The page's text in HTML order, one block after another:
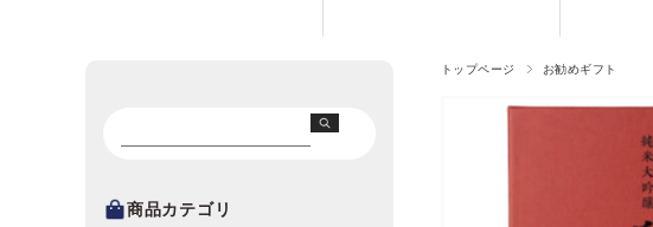
トップページ お勧めギフト
商品カテゴリ